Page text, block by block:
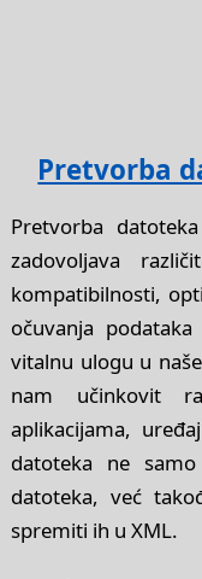
Pretvorba
Pretvorba
zadovoljava
kompatibilnosti,
očuvanja
vitalnu ulogu u
nam učinkovit
aplikacijama,
datoteka ne
datoteka, već
spremiti ih u XML.